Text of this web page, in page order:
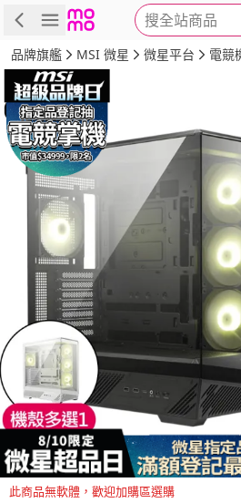
搜全站商品
商品 評價 詳情
品牌旗艦 MSI 微星 微星平台 電競
此商品無軟體，歡迎加購區選購